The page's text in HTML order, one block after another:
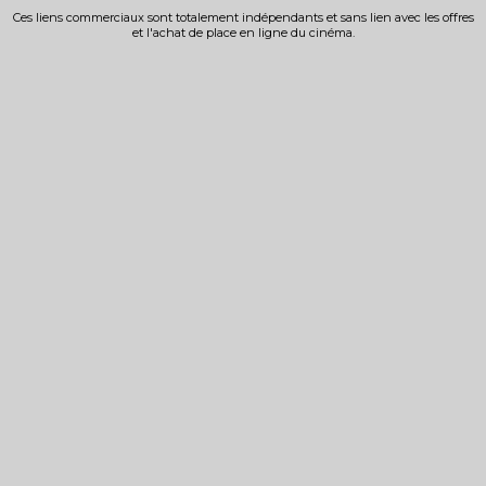
Ces liens commerciaux sont totalement indépendants et sans lien avec les offres
et l'achat de place en ligne du cinéma.